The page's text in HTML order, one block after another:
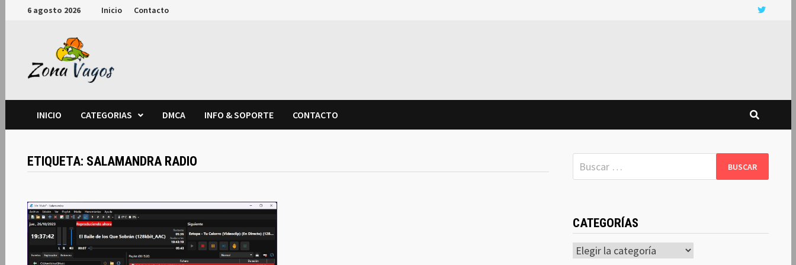
Saltar6 agosto 2026 Inicio Contacto
INICIO CATEGORIAS DMCA INFO & SOPORTE CONTACTO
ETIQUETA: SALAMANDRA RADIO Buscar:
CATEGORÍAS
Categorías